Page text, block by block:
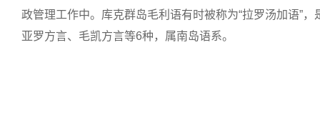
政管理工作中。库克群岛毛利语有时被称为“拉罗汤加语”
亚罗方言、毛凯方言等6种，属南岛语系。